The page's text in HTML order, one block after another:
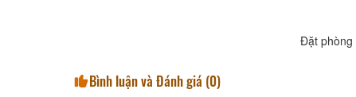
Đặt phòng
Bình luận và Đánh giá (0)